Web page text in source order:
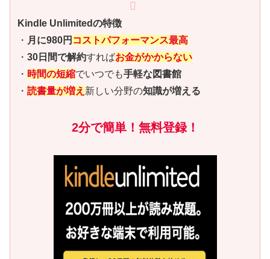
Kindle Unlimitedの特徴
・ 月に980円 コストパフォーマンス最高
・ 30日間で解約すればお金がかからない
・ 時間の短縮でいつでも手軽な図書館
・ 読書量が増え 新しい分野の知識が増える
2分で簡単！無料登録！